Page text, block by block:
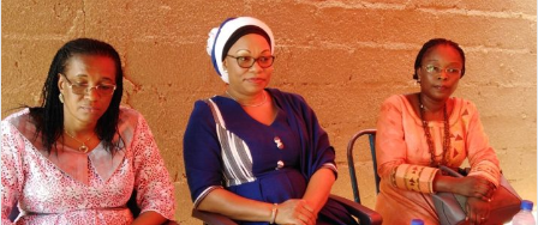
o
y
r
u
n
c
o